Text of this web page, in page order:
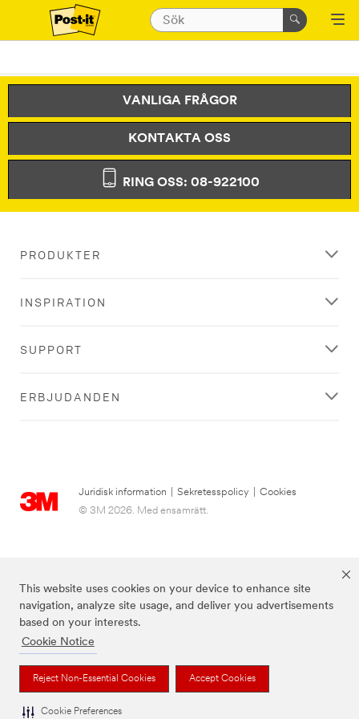
This website uses cookies on your device to enhance site
navigation, analyze site usage, and deliver you advertisements
based on your interests.
Cookie Notice
Reject Non-Essential Cookies Accept Cookies
Cookie Preferences
VANLIGA FRÅGOR
KONTAKTA OSS
RING OSS: 08-922100
PRODUKTER
INSPIRATION
SUPPORT
ERBJUDANDEN
Juridisk information Sekretesspolicy
Cookies
© 3M 2026. Med ensamrätt.
3M, Post-it® och färgen Canary Yellow™ är varumärken som tillhör 3M.